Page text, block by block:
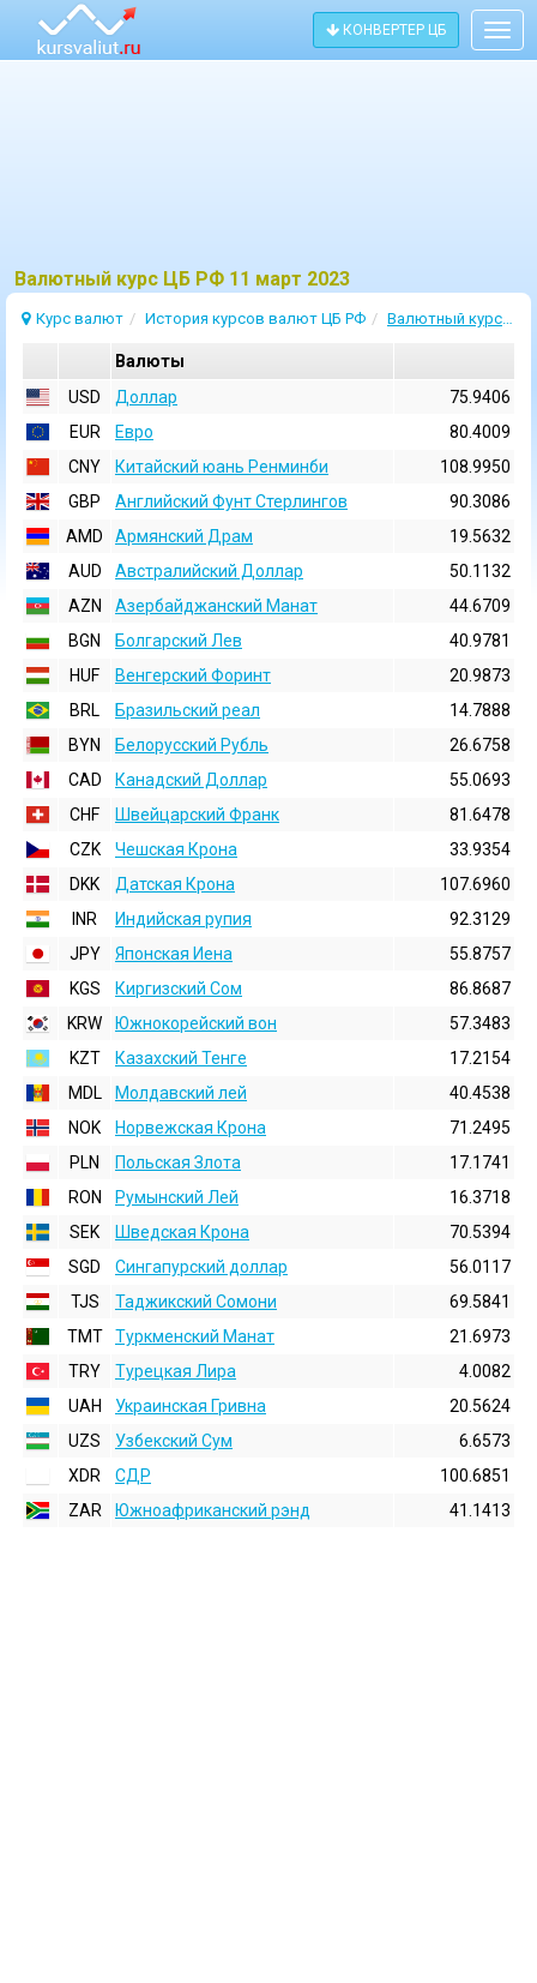
КОНВЕРТЕР ЦБ
Bалютный курс ЦБ РФ 11 март 2023
Курс валют История курсов валют ЦБ РФ Валютный курс 11 Март 2023
Валюты
USD
Доллар
75.9406
EUR
Евро
80.4009
CNY
Китайский юань Ренминби
108.9950
GBP
Английский Фунт Стерлингов
90.3086
AMD
Армянский Драм
19.5632
AUD
Австралийский Доллар
50.1132
AZN
Азербайджанский Манат
44.6709
BGN
Болгарский Лев
40.9781
HUF
Венгерский Форинт
20.9873
BRL
Бразильский реал
14.7888
BYN
Белорусский Рубль
26.6758
CAD
Канадский Доллар
55.0693
CHF
Швейцарский Франк
81.6478
CZK
Чешская Крона
33.9354
DKK
Датская Крона
107.6960
INR
Индийская pупия
92.3129
JPY
Японская Иена
55.8757
KGS
Киргизский Сом
86.8687
KRW
Южнокорейский вон
57.3483
KZT
Казахский Тенге
17.2154
MDL
Молдавский лей
40.4538
NOK
Норвежская Крона
71.2495
PLN
Польская Злота
17.1741
RON
Румынский Лей
16.3718
SEK
Шведская Крона
70.5394
SGD
Сингапурский доллар
56.0117
TJS
Таджикский Сомони
69.5841
TMT
Туркменский Манат
21.6973
TRY
Турецкая Лира
4.0082
UAH
Украинская Гривна
20.5624
UZS
Узбекский Сум
6.6573
XDR
СДР
100.6851
ZAR
Южноафриканский рэнд 41.1413